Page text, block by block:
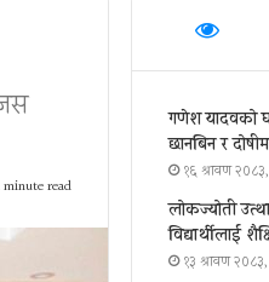
minute read
गणेश यादवको
छानबिन र
१६ श्रावण
लोकज्योती
विद्यार्थीलाई
१३ श्रावण